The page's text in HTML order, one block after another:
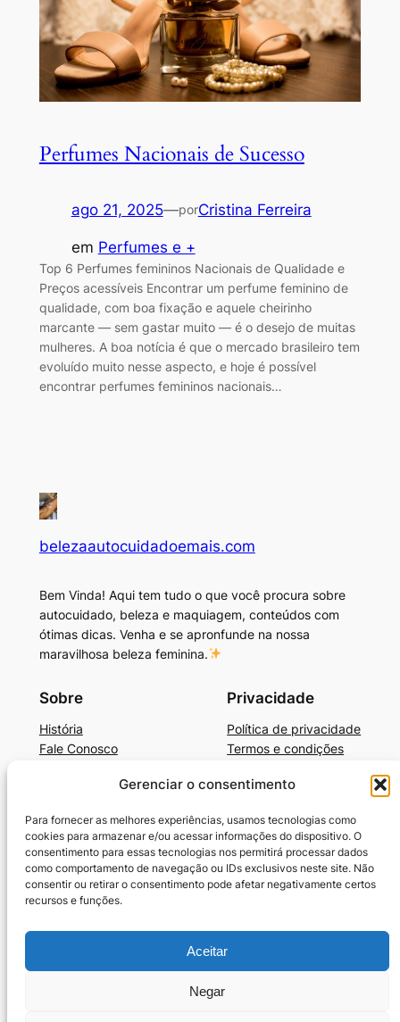
Gerenciar o consentimento
Para fornecer as melhores experiências, usamos tecnologias como
cookies para armazenar e/ou acessar informações do dispositivo. O
consentimento para essas tecnologias nos permitirá processar dados
como comportamento de navegação ou IDs exclusivos neste site. Não
consentir ou retirar o consentimento pode afetar negativamente certos
recursos e funções.
Aceitar
Negar
Perfumes Nacionais de Sucesso
ago 21, 2025—porCristina Ferreira
em Perfumes e +
Top 6 Perfumes femininos Nacionais de Qualidade e
Preços acessíveis Encontrar um perfume feminino de
qualidade, com boa fixação e aquele cheirinho
marcante — sem gastar muito — é o desejo de muitas
mulheres. A boa notícia é que o mercado brasileiro tem
evoluído muito nesse aspecto, e hoje é possível
encontrar perfumes femininos nacionais…
belezaautocuidadoemais.com
Bem Vinda! Aqui tem tudo o que você procura sobre
autocuidado, beleza e maquiagem, conteúdos com
ótimas dicas. Venha e se apronfunde na nossa
maravilhosa beleza feminina.
Sobre
História
Fale Conosco
Privacidade
Política de privacidade
Termos e condições
Beleza, Autocuidado e Mais
BelezaAutocuidadoE+Dicas de Produtos
Cronograma Capilar
SkinCare Prático e Barato
Guia-Unhas Americanas
Guia-Unhas Decoradas em Gel
Benefícios da Vaselina
10 Melhores Cremes para Cabelos Cacheados
Política de Cookies (BR)